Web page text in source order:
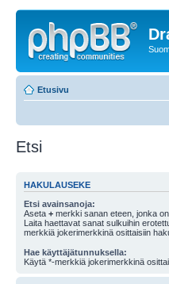
Etusivu
Etsi
HAKULAUSEKE
Etsi avainsanoja:
Aseta + merkki sanan eteen, jonka
Laita haettavat sanat sulkuihin
merkkiä jokerimerkkinä osittaisiin
Hae käyttäjätunnuksella:
Käytä *-merkkiä jokerimerkkinä